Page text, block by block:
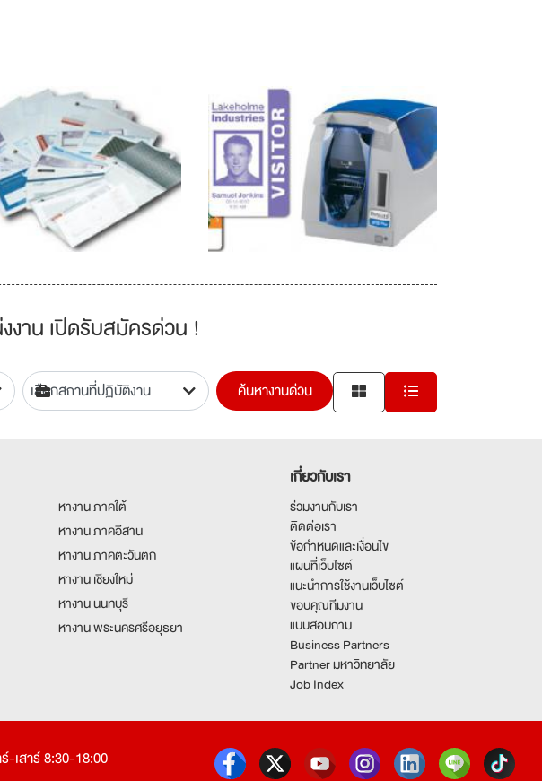
งาน เปิดรับสมัครด่วน !
ค้นหางานด่วน
หางาน ภาคใต้
หางาน ภาคอีสาน
หางาน ภาคตะวันตก
หางาน เชียงใหม่
หางาน นนทบุรี
หางาน พระนครศรีอยุธยา
เกี่ยวกับเรา
ร่วมงานกับเรา
ติดต่อเรา
ข้อกำหนดและเงื่อนไข
แผนที่เว็บไซต์
แนะนำการใช้งานเว็บไซต์
ขอบคุณทีมงาน
แบบสอบถาม
Business Partners
Partner มหาวิทยาลัย
Job Index
-เสาร์ 8:30-18:00